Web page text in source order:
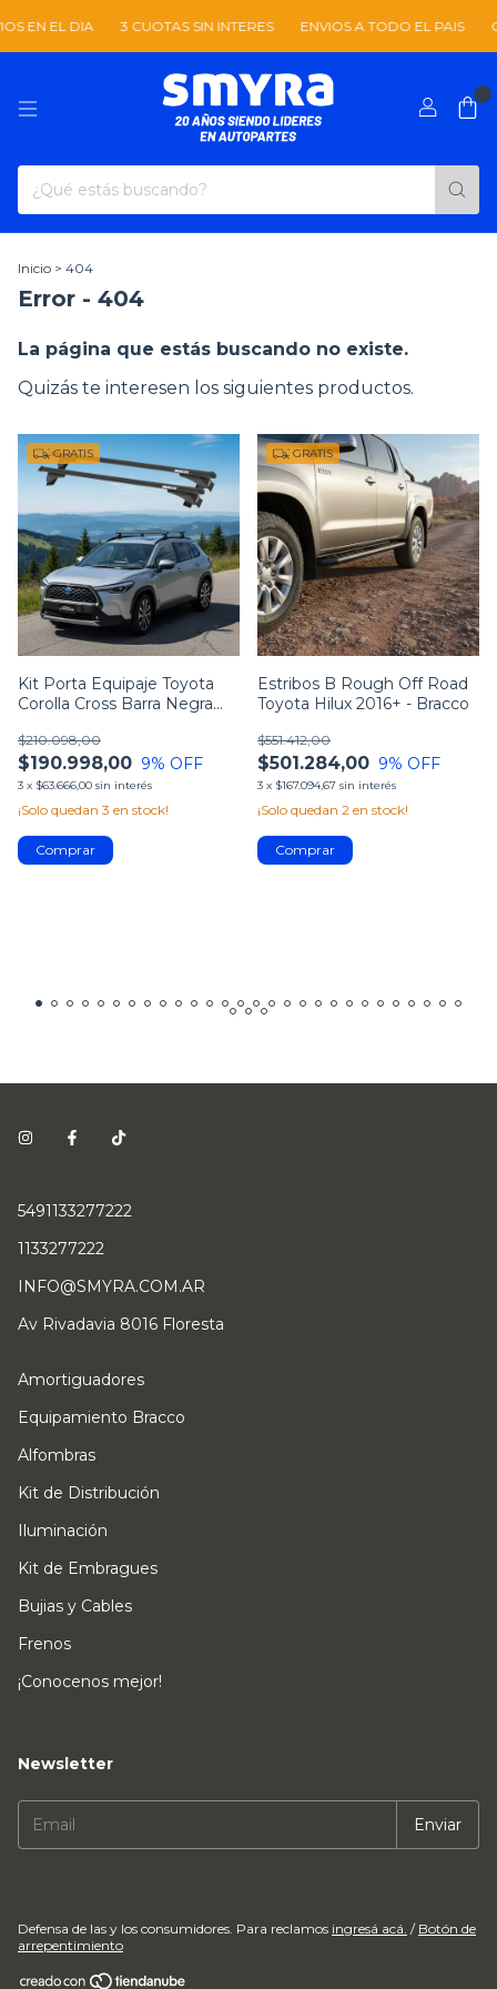
EN EL DIA 3 CUOTAS SIN INTERES ENVIOS A TODO EL PAIS
Inicio > 404
Error - 404
La página que estás buscando no existe.
Quizás te interesen los siguientes productos.
GRATIS
Kit Porta Equipaje Toyota
Corolla Cross Barra Negra
$190.998,00
$210.098,00
9% OFF
3 x $63.666,00 sin interés
¡Solo quedan 3 en stock!
GRATIS
Estribos B Rough Off Road
Toyota Hilux 2016+ - Bracco
$501.284,00
$551.412,00
9% OFF
3 x $167.094,67 sin interés
¡Solo quedan 2 en stock!
5491133277222
1133277222
INFO@SMYRA.COM.AR
Av Rivadavia 8016 Floresta
Amortiguadores
Equipamiento Bracco
Alfombras
Kit de Distribución
Iluminación
Kit de Embragues
Bujias y Cables
Frenos
¡Conocenos mejor!
Newsletter
Defensa de las y los consumidores. Para reclamos ingresá acá. / Botón de
arrepentimiento